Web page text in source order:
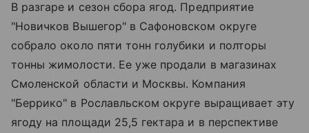
В разгаре и сезон сбора ягод. Предприятие
"Новичков Вышегор" в Сафоновском округе
собрало около пяти тонн голубики и полторы
тонны жимолости. Ее уже продали в магазинах
Смоленской области и Москвы. Компания
"Беррико" в Рославльском округе выращивает эту
ягоду на площади 25,5 гектара и в перспективе